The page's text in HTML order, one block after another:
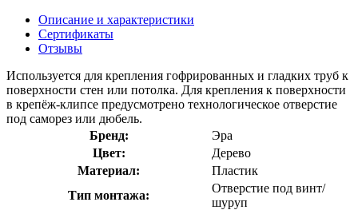
Описание и характеристики
Сертификаты
Отзывы
Используется для крепления гофрированных и гладких труб к
поверхности стен или потолка. Для крепления к поверхности
в крепёж-клипсе предусмотрено технологическое отверстие
под саморез или дюбель.
Бренд:
Эра
Цвет:
Дерево
Материал:
Пластик
Тип монтажа:
Отверстие под винт/
шуруп